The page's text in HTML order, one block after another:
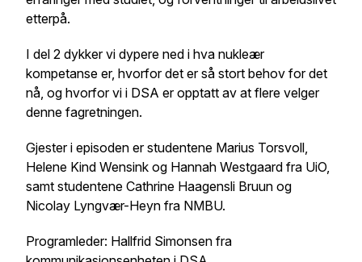
etterpå.
I del 2 dykker vi dypere ned i hva nukleær
kompetanse er, hvorfor det er så stort behov for det
nå, og hvorfor vi i DSA er opptatt av at flere velger
denne fagretningen.
Gjester i episoden er studentene Marius Torsvoll,
Helene Kind Wensink og Hannah Westgaard fra UiO,
samt studentene Cathrine Haagensli Bruun og
Nicolay Lyngvær-Heyn fra NMBU.
Programleder: Hallfrid Simonsen fra